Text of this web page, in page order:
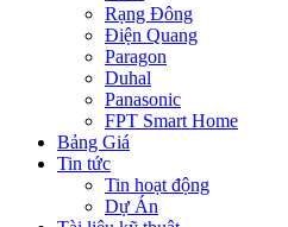
Rạng Đông
Điện Quang
Paragon
Duhal
Panasonic
FPT Smart Home
Bảng Giá
Tin tức
Tin hoạt động
Dự Án